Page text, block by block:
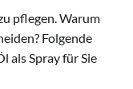
pflegen. Warum
Folgende
als Spray für Sie